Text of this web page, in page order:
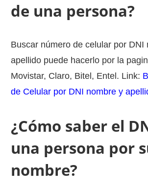
de una persona?
Buscar número de celular por DNI
apellido puede hacerlo por la
Movistar, Claro, Bitel, Entel. Link:
de Celular por DNI nombre y
¿Cómo saber el
una persona por
nombre?